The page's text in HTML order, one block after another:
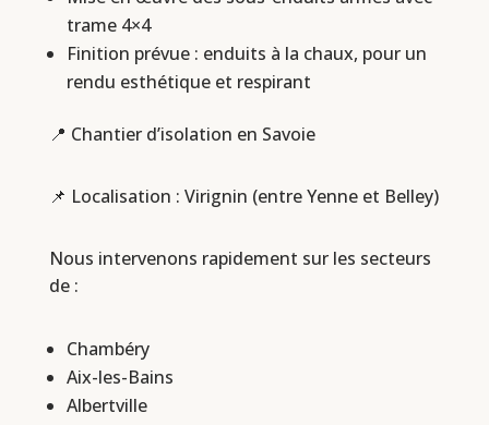
trame 4×4
Finition prévue : enduits à la chaux, pour un
rendu esthétique et respirant
📍 Chantier d’isolation en Savoie
📌 Localisation : Virignin (entre Yenne et Belley)
Nous intervenons rapidement sur les secteurs
de :
Chambéry
Aix-les-Bains
Albertville